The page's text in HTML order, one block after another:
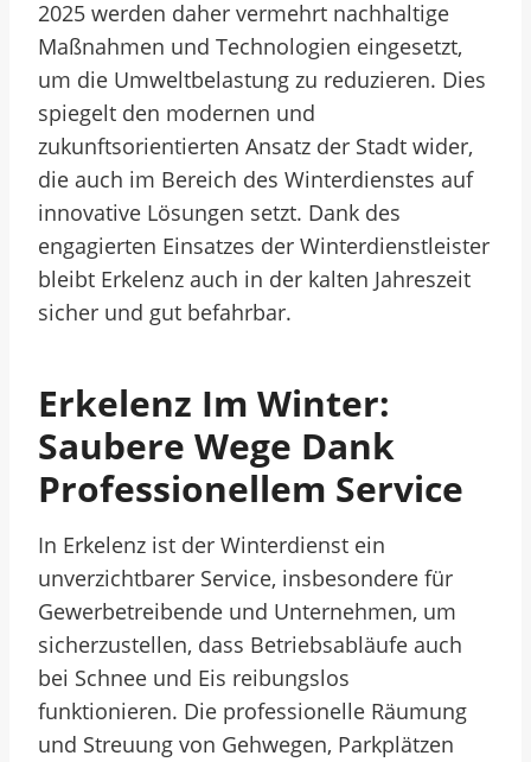
2025 werden daher vermehrt nachhaltige
Maßnahmen und Technologien eingesetzt,
um die Umweltbelastung zu reduzieren. Dies
spiegelt den modernen und
zukunftsorientierten Ansatz der Stadt wider,
die auch im Bereich des Winterdienstes auf
innovative Lösungen setzt. Dank des
engagierten Einsatzes der Winterdienstleister
bleibt Erkelenz auch in der kalten Jahreszeit
sicher und gut befahrbar.
Erkelenz Im Winter:
Saubere Wege Dank
Professionellem Service
In Erkelenz ist der Winterdienst ein
unverzichtbarer Service, insbesondere für
Gewerbetreibende und Unternehmen, um
sicherzustellen, dass Betriebsabläufe auch
bei Schnee und Eis reibungslos
funktionieren. Die professionelle Räumung
und Streuung von Gehwegen, Parkplätzen